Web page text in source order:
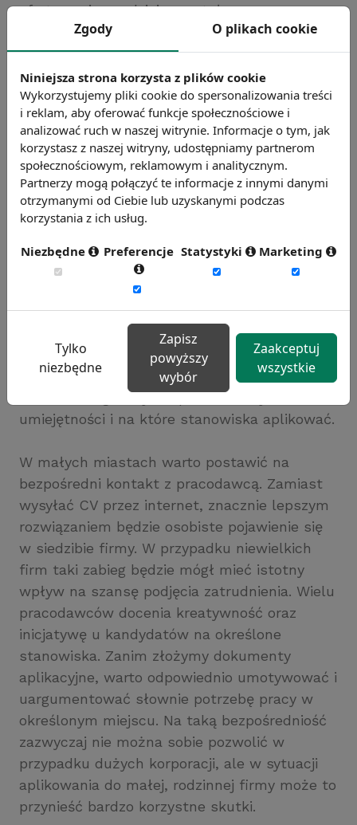
oferty, mając nadzieję na stałą umowę o
pracę. Okazuje się jednak, że pracując
sezonowo, można zwrócić na siebie uwagę
pracodawcy, który może następnie chętnie
zatrudnić takiego pracownika na stałe.
Bezcenne jest przede wszystkim zdobycie
odpowiednich umiejętności, które otwierają
perspektywy na korzystniejsze warunkami
umowy o pracę.
Przy poszukiwaniu zatrudnienia w mniejszych
miejscowościach niebagatelne znaczenie
odgrywa wsparcie, jakie można uzyskać w
lokalnych urzędach pracy. Takie instytucje
oferują staże, szkolenia i kursy dla osób z
ambicjami. Absolwenci szkół wyższych
powinny także skorzystać z indywidualnego
planowania ścieżki kariery. Warto mieć wiedzę
na temat tego, w jaki sposób rozwijać własne
umiejętności i na które stanowiska aplikować.
W małych miastach warto postawić na
bezpośredni kontakt z pracodawcą. Zamiast
wysyłać CV przez internet, znacznie lepszym
rozwiązaniem będzie osobiste pojawienie się
w siedzibie firmy. W przypadku niewielkich
firm taki zabieg będzie mógł mieć istotny
wpływ na szansę podjęcia zatrudnienia. Wielu
pracodawców docenia kreatywność oraz
inicjatywę u kandydatów na określone
stanowiska. Zanim złożymy dokumenty
aplikacyjne, warto odpowiednio umotywować i
uargumentować słownie potrzebę pracy w
określonym miejscu. Na taką bezpośredniość
zazwyczaj nie można sobie pozwolić w
przypadku dużych korporacji, ale w sytuacji
aplikowania do małej, rodzinnej firmy może to
przynieść bardzo korzystne skutki.
Zgody O plikach cookie
Niniejsza strona korzysta z plików cookie
Wykorzystujemy pliki cookie do spersonalizowania treści
i reklam, aby oferować funkcje społecznościowe i
analizować ruch w naszej witrynie. Informacje o tym, jak
korzystasz z naszej witryny, udostępniamy partnerom
społecznościowym, reklamowym i analitycznym.
Partnerzy mogą połączyć te informacje z innymi danymi
otrzymanymi od Ciebie lub uzyskanymi podczas
korzystania z ich usług.
Niezbędne Preferencje Statystyki Marketing
Tylko
niezbędne
Zapisz
powyższy
wybór
Zaakceptuj
wszystkie